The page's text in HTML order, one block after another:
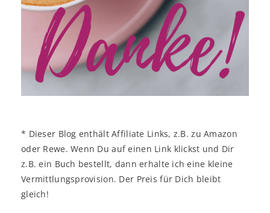
* Dieser Blog enthält Affiliate Links, z.B. zu Amazon
oder Rewe. Wenn Du auf einen Link klickst und Dir
z.B. ein Buch bestellt, dann erhalte ich eine kleine
Vermittlungsprovision. Der Preis für Dich bleibt
gleich!